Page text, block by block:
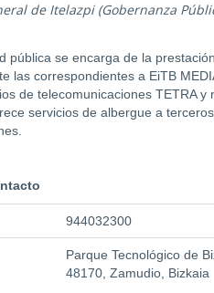
de Itelazpi (Gobernanza
pública se encarga de la
las correspondientes a EiTB
de telecomunicaciones TETRA
servicios de albergue a
944032300
Parque Tecnológico de
48170, Zamudio, Bizkaia